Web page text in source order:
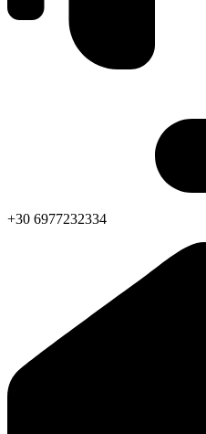
+30 6977232334